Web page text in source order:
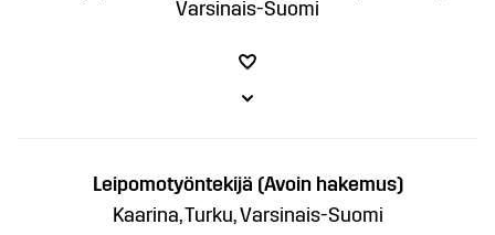
Varsinais-Suomi
Leipomotyöntekijä (Avoin hakemus)
Kaarina, Turku, Varsinais-Suomi